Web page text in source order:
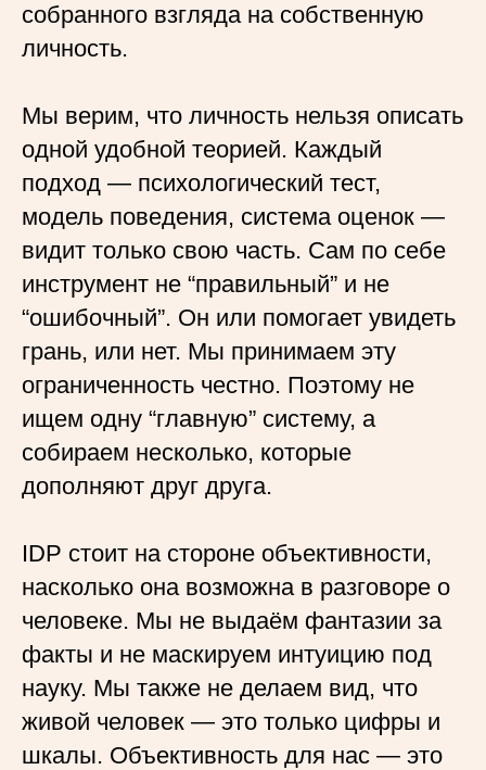
собранного взгляда на собственную
личность.
Мы верим, что личность нельзя описать
одной удобной теорией. Каждый
подход — психологический тест,
модель поведения, система оценок —
видит только свою часть. Сам по себе
инструмент не “правильный” и не
“ошибочный”. Он или помогает увидеть
грань, или нет. Мы принимаем эту
ограниченность честно. Поэтому не
ищем одну “главную” систему, а
собираем несколько, которые
дополняют друг друга.
IDP стоит на стороне объективности,
насколько она возможна в разговоре о
человеке. Мы не выдаём фантазии за
факты и не маскируем интуицию под
науку. Мы также не делаем вид, что
живой человек — это только цифры и
шкалы. Объективность для нас — это